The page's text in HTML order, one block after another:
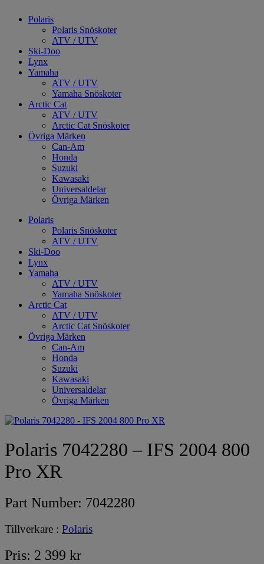
Polaris
Polaris Snöskoter
ATV / UTV
Ski-Doo
Lynx
Yamaha
ATV / UTV
Yamaha Snöskoter
Arctic Cat
ATV / UTV
Arctic Cat Snöskoter
Övriga Märken
Can-Am
Honda
Suzuki
Kawasaki
Universaldelar
Övriga Märken
Polaris
Polaris Snöskoter
ATV / UTV
Ski-Doo
Lynx
Yamaha
ATV / UTV
Yamaha Snöskoter
Arctic Cat
ATV / UTV
Arctic Cat Snöskoter
Övriga Märken
Can-Am
Honda
Suzuki
Kawasaki
Universaldelar
Övriga Märken
Polaris 7042280 – IFS 2004 800
Pro XR
Part Number: 7042280
Tillverkare : Polaris
Pris: 2 399 kr